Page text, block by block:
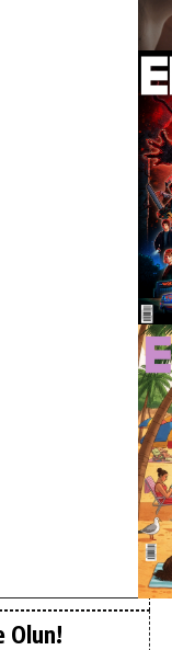
Olun!